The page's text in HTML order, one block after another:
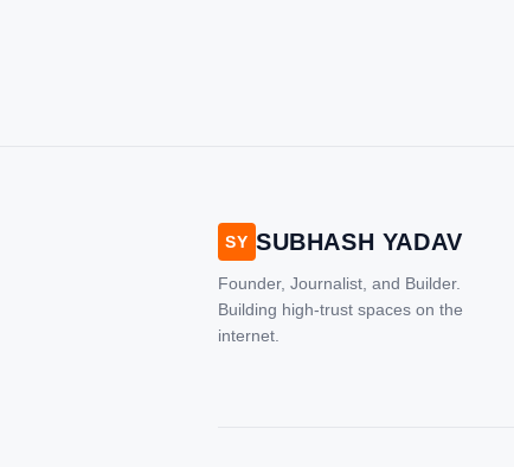
SY SUBHASH YADAV
Founder, Journalist, and Builder.
Building high-trust spaces on the
internet.